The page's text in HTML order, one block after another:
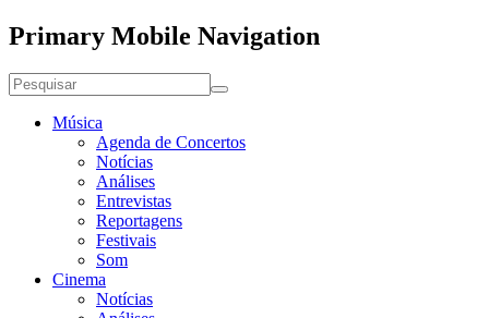
Primary Mobile Navigation
Música
Agenda de Concertos
Notícias
Análises
Entrevistas
Reportagens
Festivais
Som
Cinema
Notícias